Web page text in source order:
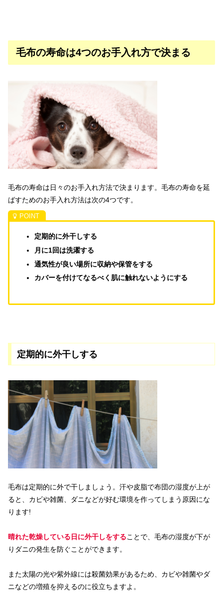
毛布の寿命は4つのお手入れ方で決まる
毛布の寿命は日々のお手入れ方法で決まります。毛布の寿命を延
ばすためのお手入れ方法は次の4つです。
定期的に外干しする
月に1回は洗濯する
通気性が良い場所に収納や保管をする
カバーを付けてなるべく肌に触れないようにする
定期的に外干しする
毛布は定期的に外で干しましょう。汗や皮脂で布団の湿度が上が
ると、カビや雑菌、ダニなどが好む環境を作ってしまう原因にな
ります!
晴れた乾燥している日に外干しをすることで、毛布の湿度が下が
りダニの発生を防ぐことができます。
また太陽の光や紫外線には殺菌効果があるため、カビや雑菌やダ
ニなどの増殖を抑えるのに役立ちますよ。